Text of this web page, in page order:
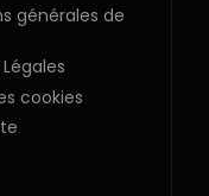
générales de
cookies